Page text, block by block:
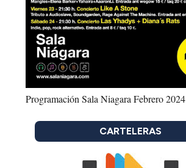
Programación Sala Niagara Febrero 2024
CARTELERAS